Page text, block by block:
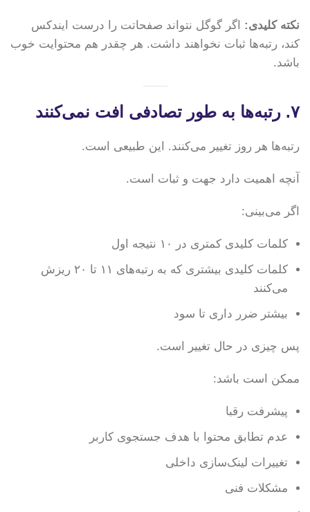
نکته کلیدی: اگر گوگل نتواند صفحاتت را درست ایندکس
کند، رتبه‌ها ثبات نخواهند داشت. هر چقدر هم محتوایت خوب
باشد.
۷. رتبه‌ها به طور تصادفی افت نمی‌کنند
رتبه‌ها هر روز تغییر می‌کنند. این طبیعی است.
آنچه اهمیت دارد جهت و ثبات است.
اگر می‌بینی:
کلمات کلیدی کمتری در ۱۰ نتیجه اول
کلمات کلیدی بیشتری که به رتبه‌های ۱۱ تا ۲۰ ریزش
می‌کنند
بیشتر ضرر داری تا سود
پس چیزی در حال تغییر است.
ممکن است باشد:
پیشرفت رقبا
عدم تطابق محتوا با هدف جستجوی کاربر
تغییرات لینک‌سازی داخلی
مشکلات فنی